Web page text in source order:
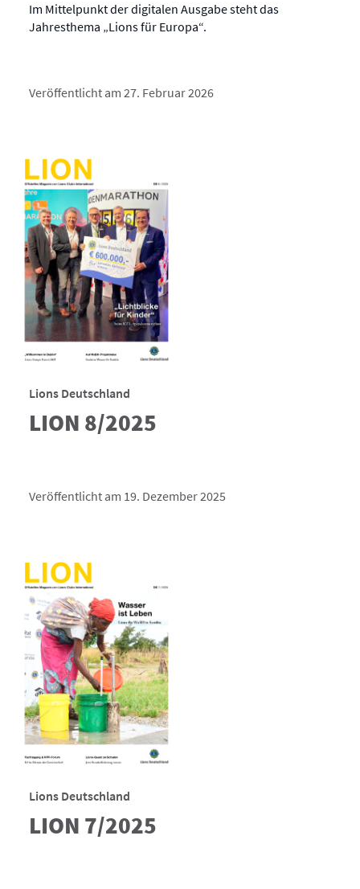
Im Mittelpunkt der digitalen Ausgabe steht das
Jahresthema „Lions für Europa“.
Veröffentlicht am 27. Februar 2026
Lions Deutschland
LION 8/2025
Veröffentlicht am 19. Dezember 2025
Lions Deutschland
LION 7/2025